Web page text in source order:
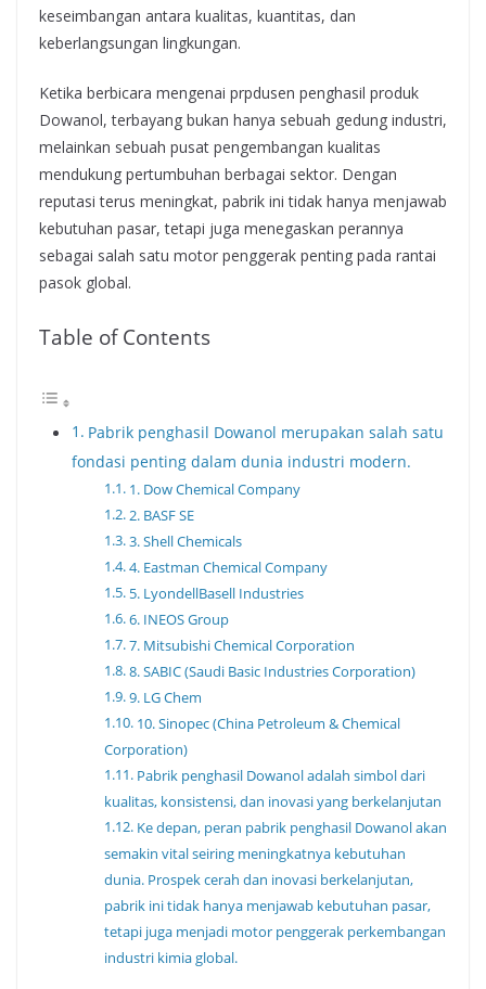
keseimbangan antara kualitas, kuantitas, dan
keberlangsungan lingkungan.
Ketika berbicara mengenai prpdusen penghasil produk
Dowanol, terbayang bukan hanya sebuah gedung industri,
melainkan sebuah pusat pengembangan kualitas
mendukung pertumbuhan berbagai sektor. Dengan
reputasi terus meningkat, pabrik ini tidak hanya menjawab
kebutuhan pasar, tetapi juga menegaskan perannya
sebagai salah satu motor penggerak penting pada rantai
pasok global.
Table of Contents
Pabrik penghasil Dowanol merupakan salah satu
fondasi penting dalam dunia industri modern.
1. Dow Chemical Company
2. BASF SE
3. Shell Chemicals
4. Eastman Chemical Company
5. LyondellBasell Industries
6. INEOS Group
7. Mitsubishi Chemical Corporation
8. SABIC (Saudi Basic Industries Corporation)
9. LG Chem
10. Sinopec (China Petroleum & Chemical
Corporation)
Pabrik penghasil Dowanol adalah simbol dari
kualitas, konsistensi, dan inovasi yang berkelanjutan
Ke depan, peran pabrik penghasil Dowanol akan
semakin vital seiring meningkatnya kebutuhan
dunia. Prospek cerah dan inovasi berkelanjutan,
pabrik ini tidak hanya menjawab kebutuhan pasar,
tetapi juga menjadi motor penggerak perkembangan
industri kimia global.